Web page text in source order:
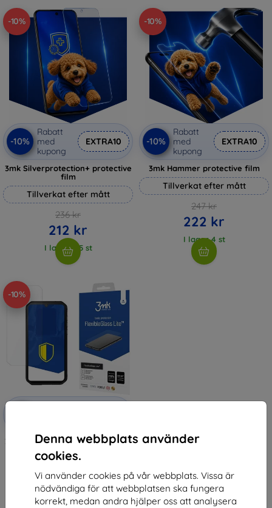
Denna webbplats använder
cookies.
Vi använder cookies på vår webbplats. Vissa är
nödvändiga för att webbplatsen ska fungera
korrekt, medan andra hjälper oss att analysera
-10%
-10%
Rabatt
med
kupong
EXTRA10
3mk Silverprotection+ protective
film
Tillverkat efter mått
236 kr
212 kr
I lager > 5 st
-10%
-10%
Rabatt
med
kupong
EXTRA10
3mk Hammer protective film
Tillverkat efter mått
247 kr
222 kr
I lager 4 st
-10%
Rabatt
3MK FlexibleGlass Lite BlackView
BV9900 Hybrid Glas Lite
136 kr
122 kr
I lager 1 st